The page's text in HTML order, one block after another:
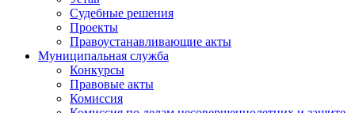
Судебные решения
Проекты
Правоустанавливающие акты
Муниципальная служба
Конкурсы
Правовые акты
Комиссия